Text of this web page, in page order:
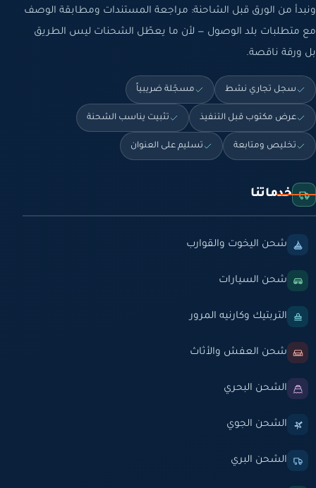
ونبدأ من الورق قبل الشاحنة: مراجعة المستندات ومطابقة الوصف
مع متطلبات بلد الوصول — لأن ما يعطّل الشحنات ليس الطريق
بل ورقة ناقصة.
سجل تجاري نشط مسجّلة ضريبياً
عرض مكتوب قبل التنفيذ تثبيت يناسب الشحنة
تخليص ومتابعة تسليم على العنوان
خدماتنا
شحن اليخوت والقوارب
شحن السيارات
التربتيك وكارنيه المرور
شحن العفش والأثاث
الشحن البحري
الشحن الجوي
الشحن البري